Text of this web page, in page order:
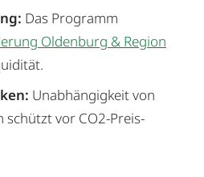
Das Programm
Oldenburg & Region
Unabhängigkeit von
vor CO2-Preis-